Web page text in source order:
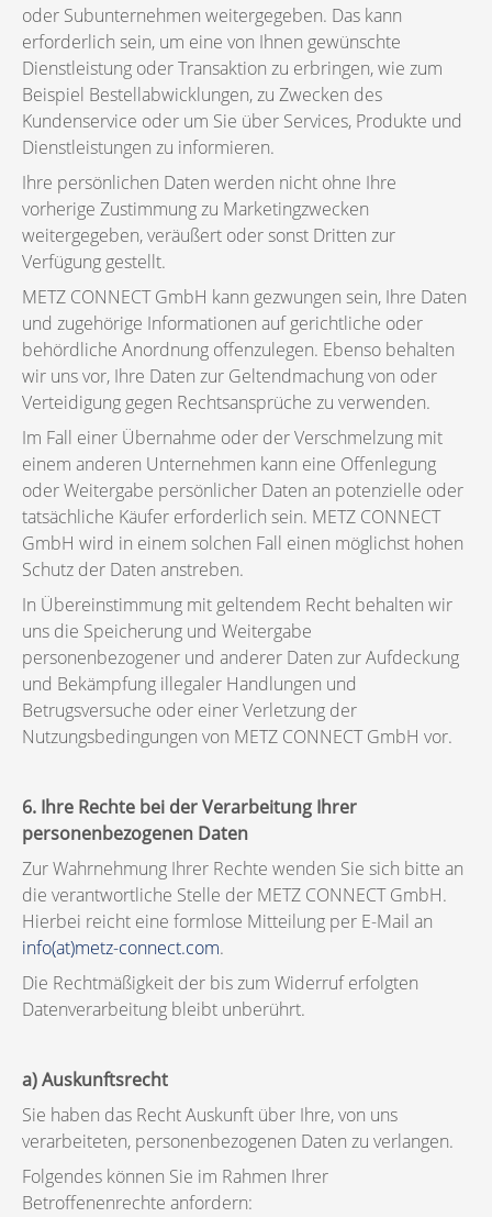
oder Subunternehmen weitergegeben. Das kann
erforderlich sein, um eine von Ihnen gewünschte
Dienstleistung oder Transaktion zu erbringen, wie zum
Beispiel Bestellabwicklungen, zu Zwecken des
Kundenservice oder um Sie über Services, Produkte und
Dienstleistungen zu informieren.
Ihre persönlichen Daten werden nicht ohne Ihre
vorherige Zustimmung zu Marketingzwecken
weitergegeben, veräußert oder sonst Dritten zur
Verfügung gestellt.
METZ CONNECT GmbH kann gezwungen sein, Ihre Daten
und zugehörige Informationen auf gerichtliche oder
behördliche Anordnung offenzulegen. Ebenso behalten
wir uns vor, Ihre Daten zur Geltendmachung von oder
Verteidigung gegen Rechtsansprüche zu verwenden.
Im Fall einer Übernahme oder der Verschmelzung mit
einem anderen Unternehmen kann eine Offenlegung
oder Weitergabe persönlicher Daten an potenzielle oder
tatsächliche Käufer erforderlich sein. METZ CONNECT
GmbH wird in einem solchen Fall einen möglichst hohen
Schutz der Daten anstreben.
In Übereinstimmung mit geltendem Recht behalten wir
uns die Speicherung und Weitergabe
personenbezogener und anderer Daten zur Aufdeckung
und Bekämpfung illegaler Handlungen und
Betrugsversuche oder einer Verletzung der
Nutzungsbedingungen von METZ CONNECT GmbH vor.
6. Ihre Rechte bei der Verarbeitung Ihrer
personenbezogenen Daten
Zur Wahrnehmung Ihrer Rechte wenden Sie sich bitte an
die verantwortliche Stelle der METZ CONNECT GmbH.
Hierbei reicht eine formlose Mitteilung per E-Mail an
info(at)metz-connect.com.
Die Rechtmäßigkeit der bis zum Widerruf erfolgten
Datenverarbeitung bleibt unberührt.
a) Auskunftsrecht
Sie haben das Recht Auskunft über Ihre, von uns
verarbeiteten, personenbezogenen Daten zu verlangen.
Folgendes können Sie im Rahmen Ihrer
Betroffenenrechte anfordern: